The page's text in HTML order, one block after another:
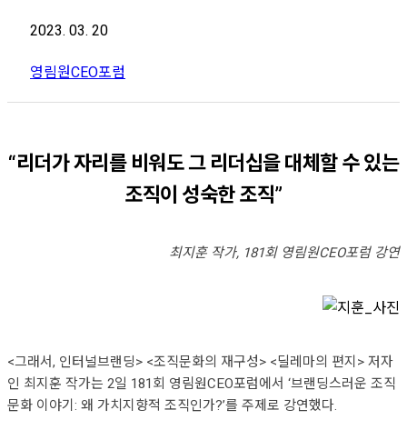
2023. 03. 20
영림원CEO포럼
“리더가 자리를 비워도 그 리더십을 대체할 수 있는
조직이 성숙한 조직”
최지훈 작가, 181회 영림원CEO포럼 강연
<그래서, 인터널브랜딩> <조직문화의 재구성> <딜레마의 편지> 저자
인 최지훈 작가는 2일 181회 영림원CEO포럼에서 ‘브랜딩스러운 조직
문화 이야기: 왜 가치지향적 조직인가?’를 주제로 강연했다.